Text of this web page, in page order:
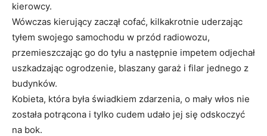
kierowcy.
Wówczas kierujący zaczął cofać, kilkakrotnie uderzając
tyłem swojego samochodu w przód radiowozu,
przemieszczając go do tyłu a następnie impetem odjechał
uszkadzając ogrodzenie, blaszany garaż i filar jednego z
budynków.
Kobieta, która była świadkiem zdarzenia, o mały włos nie
została potrącona i tylko cudem udało jej się odskoczyć
na bok.